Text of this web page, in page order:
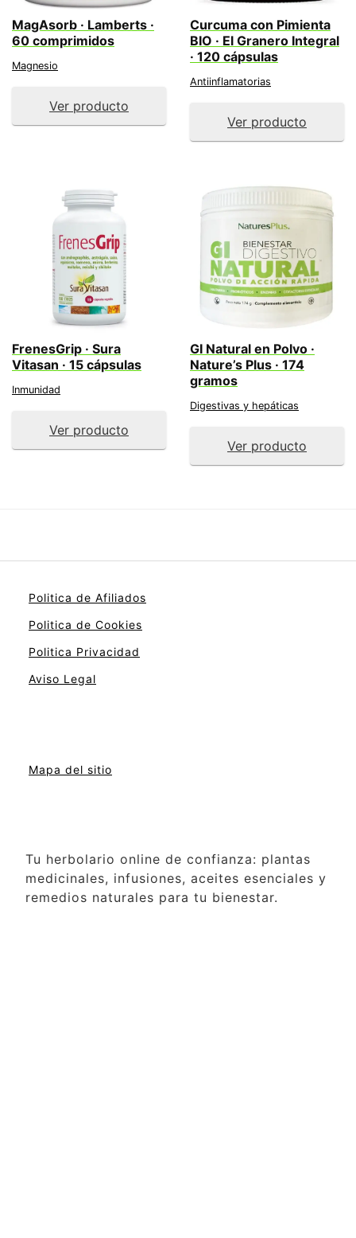
MagAsorb · Lamberts ·
60 comprimidos
Magnesio
Ver producto
Curcuma con Pimienta
BIO · El Granero Integral
· 120 cápsulas
Antiinflamatorias
Ver producto
FrenesGrip · Sura
Vitasan · 15 cápsulas
Inmunidad
Ver producto
GI Natural en Polvo ·
Nature’s Plus · 174
gramos
Digestivas y hepáticas
Ver producto
Politica de Afiliados
Politica de Cookies
Politica Privacidad
Aviso Legal
Mapa del sitio
Tu herbolario online de confianza: plantas
medicinales, infusiones, aceites esenciales y
remedios naturales para tu bienestar.